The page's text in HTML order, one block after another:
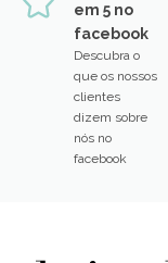
em 5 no
facebook
Descubra o
que os nossos
clientes
dizem sobre
nós no
facebook